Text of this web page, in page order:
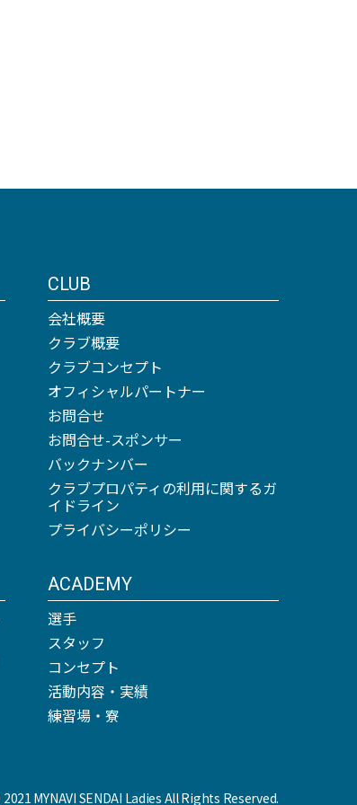
ACADEMY
選手
スタッフ
コンセプト
活動内容・実績
練習場・寮
CLUB
会社概要
クラブ概要
クラブコンセプト
オフィシャルパートナー
お問合せ
お問合せ-スポンサー
バックナンバー
クラブプロパティの利用に関するガ
イドライン
プライバシーポリシー
MYNAVI SENDAI Ladies All Rights Reserved.